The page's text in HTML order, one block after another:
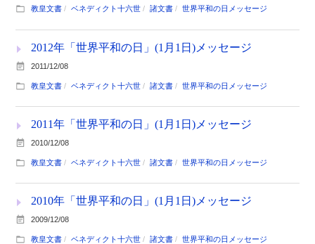
教皇文書 ベネディクト十六世 諸文書 世界平和の日メッセージ
2012年「世界平和の日」(1月1日)メッセージ
2011/12/08
教皇文書 ベネディクト十六世 諸文書 世界平和の日メッセージ
2011年「世界平和の日」(1月1日)メッセージ
2010/12/08
教皇文書 ベネディクト十六世 諸文書 世界平和の日メッセージ
2010年「世界平和の日」(1月1日)メッセージ
2009/12/08
教皇文書 ベネディクト十六世 諸文書 世界平和の日メッセージ